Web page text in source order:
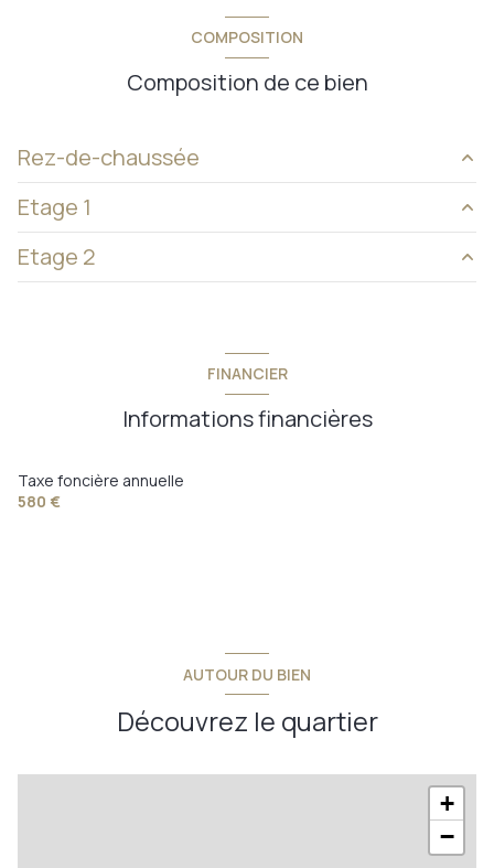
COMPOSITION
Composition de ce bien
Rez-de-chaussée
salon
cuisine
15,85 m²
Etage 1
palier
Etage 2
FINANCIER
Informations financières
Taxe foncière annuelle
580 €
AUTOUR DU BIEN
Découvrez le quartier
+
−